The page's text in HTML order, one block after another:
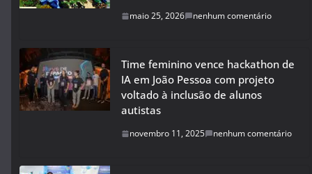
maio 25, 2026 nenhum comentário
Time feminino vence hackathon de
IA em João Pessoa com projeto
voltado à inclusão de alunos
autistas
novembro 11, 2025 nenhum comentário